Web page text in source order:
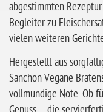
ohne
Sonnenblumen
ohne Palmöl
abgestimmten
Begleiter zu
vielen weiteren
Hergestellt aus
Sanchon Vegane
vollmundige Note. Ob